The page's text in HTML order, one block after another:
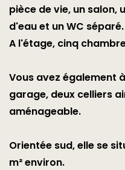
pièce de vie, un salon,
d'eau et un WC séparé.
A l'étage, cinq
Vous avez également
garage, deux celliers
aménageable.
Orientée sud, elle se
m² environ.